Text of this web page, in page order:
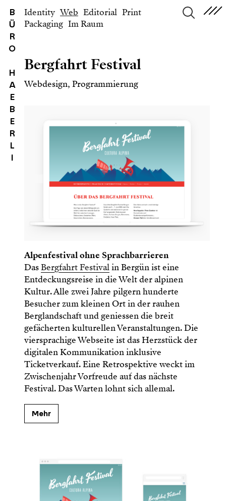
B
Ü
R
O
H
A
E
B
E
R
L
I
Identity Web Editorial Print
Packaging Im Raum
Bergfahrt Festival
Webdesign, Programmierung
Alpenfestival ohne Sprachbarrieren
DasBergfahrt Festivalin Bergün ist eine
Entdeckungsreise in die Welt der alpinen
Kultur. Alle zwei Jahre pilgern hunderte
Besucher zum kleinen Ort in der rauhen
Berglandschaft und geniessen die breit
gefächerten kulturellen Veranstaltungen. Die
viersprachige Webseite ist das Herzstück der
digitalen Kommunikation inklusive
Ticketverkauf. Eine Retrospektive weckt im
Zwischenjahr Vorfreude auf das nächste
Festival. Das Warten lohnt sich allemal.
Mehr